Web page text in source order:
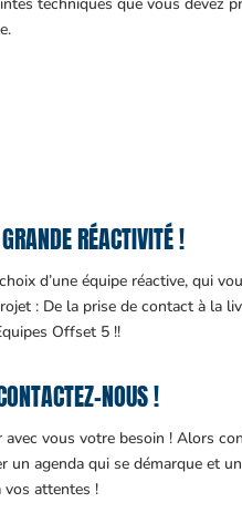
RÉACTIVITÉ !
d’une équipe réactive, qui
: De la prise de contact à la
Offset 5 !!
NOUS !
vous votre besoin ! Alors
un agenda qui se démarque et
vos attentes !